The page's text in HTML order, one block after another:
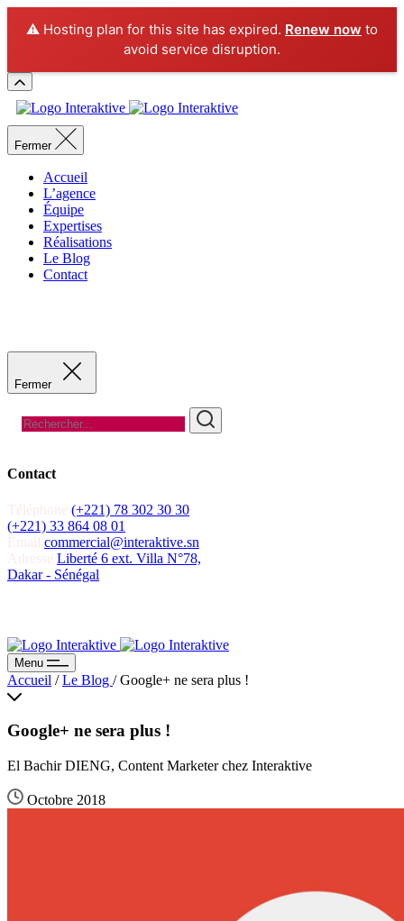
⚠️ Hosting plan for this site has expired. Renew now to
avoid service disruption.
Fermer
Accueil
L’agence
Équipe
Expertises
Réalisations
Le Blog
Contact
Fermer
Contact
(+221) 78 302 30 30
(+221) 33 864 08 01
commercial@interaktive.sn
Liberté 6 ext. Villa N°78,
Dakar - Sénégal
Menu
Accueil / Le Blog / Google+ ne sera plus !
Google+ ne sera plus !
El Bachir DIENG, Content Marketer chez Interaktive
Octobre 2018